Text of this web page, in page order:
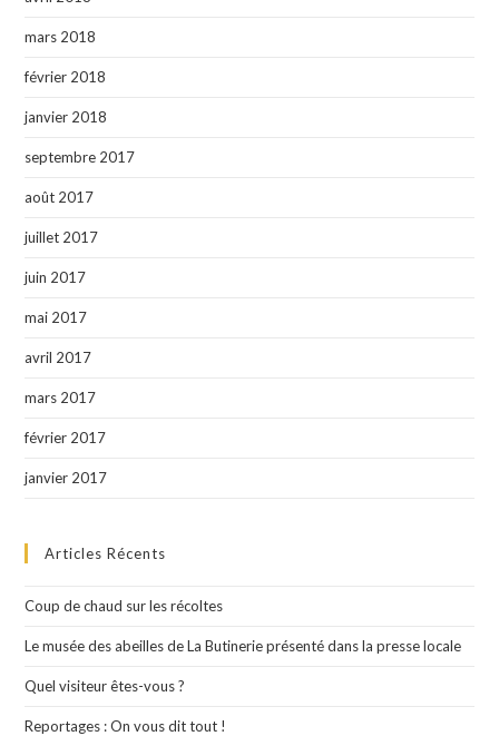
mars 2018
février 2018
janvier 2018
septembre 2017
août 2017
juillet 2017
juin 2017
mai 2017
avril 2017
mars 2017
février 2017
janvier 2017
Articles Récents
Coup de chaud sur les récoltes
Le musée des abeilles de La Butinerie présenté dans la presse locale
Quel visiteur êtes-vous ?
Reportages : On vous dit tout !